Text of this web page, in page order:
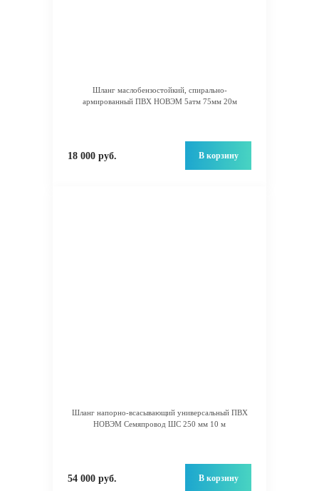
Шланг маслобензостойкий, спирально-
армированный ПВХ НОВЭМ 5атм 75мм 20м
18 000 руб. В корзину
Шланг напорно-всасывающий универсальный ПВХ
НОВЭМ Семяпровод ШС 250 мм 10 м
54 000 руб. В корзину